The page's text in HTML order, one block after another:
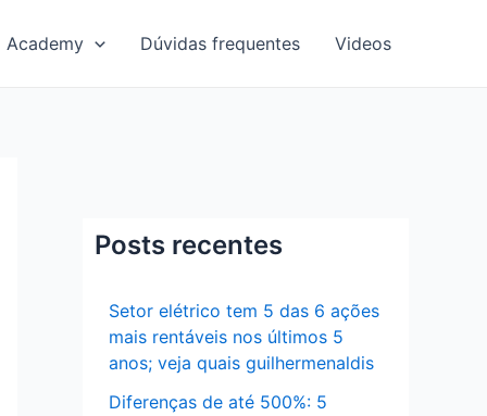
Academy Dúvidas frequentes Videos
Posts recentes
Setor elétrico tem 5 das 6 ações
mais rentáveis nos últimos 5
anos; veja quais guilhermenaldis
Diferenças de até 500%: 5